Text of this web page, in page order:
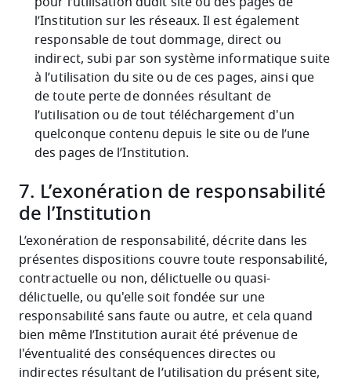
l’Institution sur les réseaux. Il est également
responsable de tout dommage, direct ou
indirect, subi par son système informatique suite
à l’utilisation du site ou de ces pages, ainsi que
de toute perte de données résultant de
l’utilisation ou de tout téléchargement d'un
quelconque contenu depuis le site ou de l’une
des pages de l’Institution.
7. L’exonération de responsabilité
de l’Institution
L’exonération de responsabilité, décrite dans les
présentes dispositions couvre toute responsabilité,
contractuelle ou non, délictuelle ou quasi-
délictuelle, ou qu'elle soit fondée sur une
responsabilité sans faute ou autre, et cela quand
bien même l’Institution aurait été prévenue de
l'éventualité des conséquences directes ou
indirectes résultant de l’utilisation du présent site,